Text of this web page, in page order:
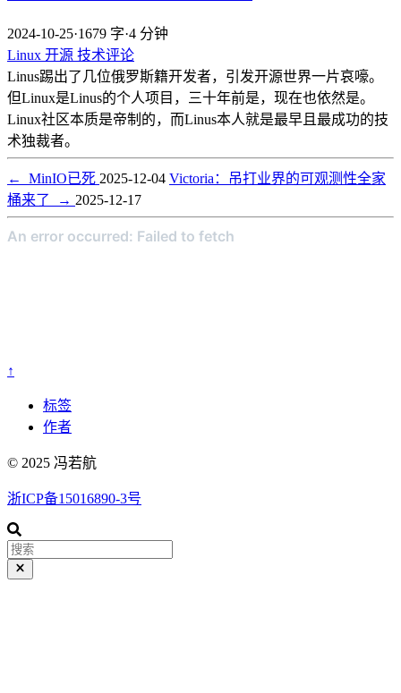
2024-10-25·1679 字·4 分钟
Linux 开源 技术评论
Linus踢出了几位俄罗斯籍开发者，引发开源世界一片哀嚎。
但Linux是Linus的个人项目，三十年前是，现在也依然是。
Linux社区本质是帝制的，而Linus本人就是最早且最成功的技
术独裁者。
← MinIO已死 2025-12-04 Victoria：吊打业界的可观测性全家
桶来了
→ 2025-12-17
↑
标签
作者
© 2025 冯若航
浙ICP备15016890-3号